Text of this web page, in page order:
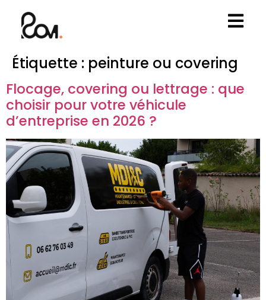
Étiquette : peinture ou covering
Flocage, covering ou lettrage : que
choisir pour votre véhicule
d’entreprise en 2026 ?